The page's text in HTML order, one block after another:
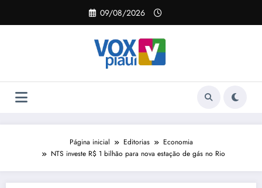
o
09/08/2026
Página inicial Editorias
Economia
NTS investe R$ 1 bilhão para nova estação de gás no Rio